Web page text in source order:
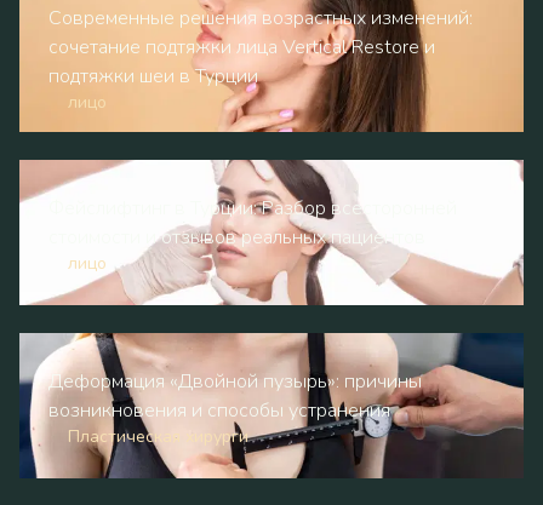
Современные решения возрастных изменений:
сочетание подтяжки лица Vertical Restore и
подтяжки шеи в Турции
лицо
Фейслифтинг в Турции: Разбор всесторонней
стоимости и отзывов реальных пациентов
лицо
Деформация «Двойной пузырь»: причины
возникновения и способы устранения
Пластическая хирурги